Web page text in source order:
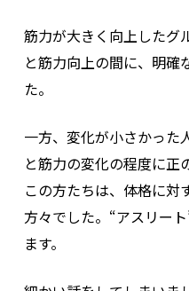
筋力が大きく向上したグ
と筋力向上の間に、明確
た。
一方、変化が小さかった
と筋力の変化の程度に正
この方たちは、体格に対
方々でした。“アスリー
ます。